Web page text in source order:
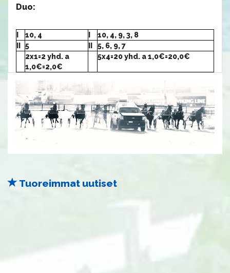
Duo:
10, 4
10, 4, 9, 3, 8
5
5, 6, 9, 7
2x1=2 yhd. a
1,0€=2,0€
5x4=20 yhd. a 1,0€=20,0€
Tuoreimmat uutiset